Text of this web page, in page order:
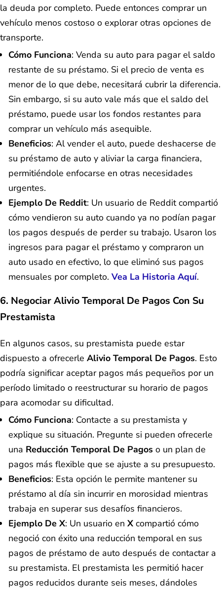
la deuda por completo. Puede entonces comprar un
vehículo menos costoso o explorar otras opciones de
transporte.
Cómo Funciona: Venda su auto para pagar el saldo
restante de su préstamo. Si el precio de venta es
menor de lo que debe, necesitará cubrir la diferencia.
Sin embargo, si su auto vale más que el saldo del
préstamo, puede usar los fondos restantes para
comprar un vehículo más asequible.
Beneficios: Al vender el auto, puede deshacerse de
su préstamo de auto y aliviar la carga financiera,
permitiéndole enfocarse en otras necesidades
urgentes.
Ejemplo De Reddit: Un usuario de Reddit compartió
cómo vendieron su auto cuando ya no podían pagar
los pagos después de perder su trabajo. Usaron los
ingresos para pagar el préstamo y compraron un
auto usado en efectivo, lo que eliminó sus pagos
mensuales por completo. Vea La Historia Aquí.
6. Negociar Alivio Temporal De Pagos Con Su
Prestamista
En algunos casos, su prestamista puede estar
dispuesto a ofrecerle Alivio Temporal De Pagos. Esto
podría significar aceptar pagos más pequeños por un
período limitado o reestructurar su horario de pagos
para acomodar su dificultad.
Cómo Funciona: Contacte a su prestamista y
explique su situación. Pregunte si pueden ofrecerle
una Reducción Temporal De Pagos o un plan de
pagos más flexible que se ajuste a su presupuesto.
Beneficios: Esta opción le permite mantener su
préstamo al día sin incurrir en morosidad mientras
trabaja en superar sus desafíos financieros.
Ejemplo De X: Un usuario en X compartió cómo
negoció con éxito una reducción temporal en sus
pagos de préstamo de auto después de contactar a
su prestamista. El prestamista les permitió hacer
pagos reducidos durante seis meses, dándoles